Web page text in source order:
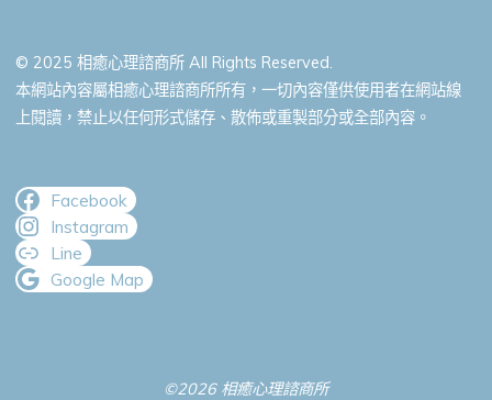
© 2025 相癒心理諮商所 All Rights Reserved.
本網站內容屬相癒心理諮商所所有，一切內容僅供使用者在網站線
上閱讀，禁止以任何形式儲存、散佈或重製部分或全部內容。
Facebook
Instagram
Line
Google Map
©2026 相癒心理諮商所